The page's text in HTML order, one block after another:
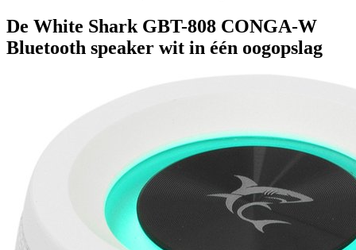
De White Shark GBT-808 CONGA-W
Bluetooth speaker wit in één oogopslag